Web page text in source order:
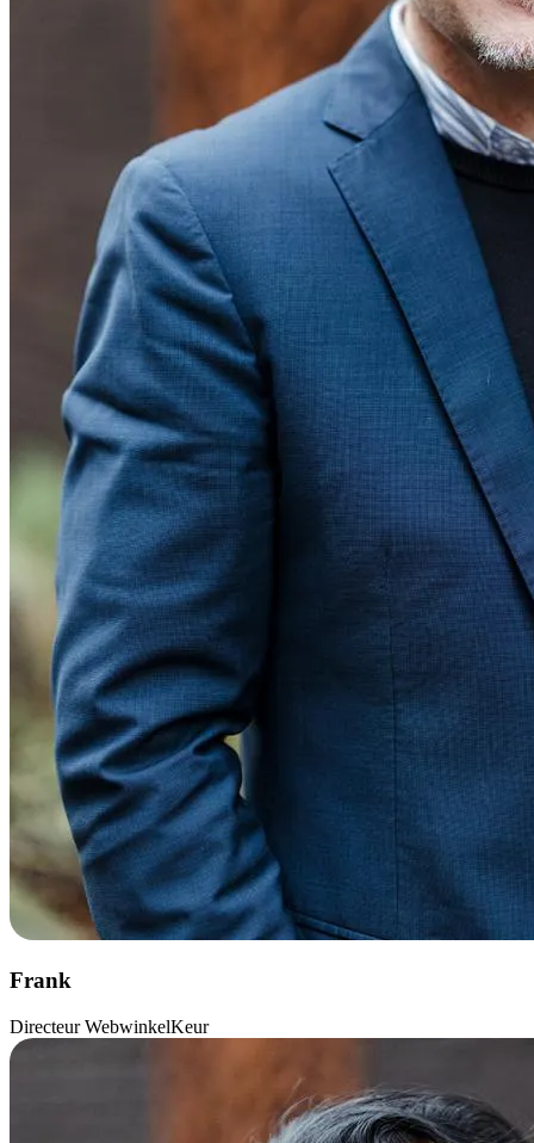
Frank
Directeur WebwinkelKeur